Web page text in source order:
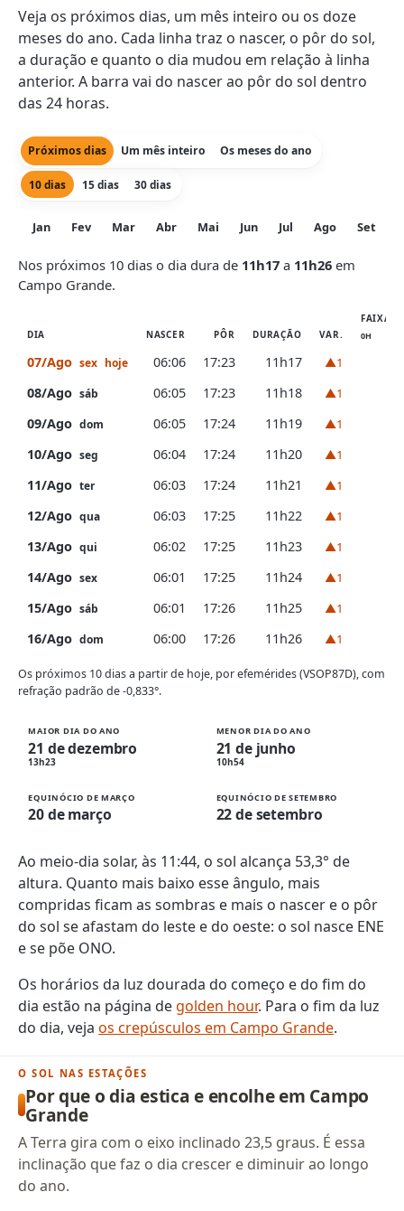
Veja os próximos dias, um mês inteiro ou os doze
meses do ano. Cada linha traz o nascer, o pôr do sol,
a duração e quanto o dia mudou em relação à linha
anterior. A barra vai do nascer ao pôr do sol dentro
das 24 horas.
Próximos dias Um mês inteiro Os meses do ano
10 dias 15 dias 30 dias
Jan Fev Mar Abr Mai Jun Jul Ago Set
Nos próximos 10 dias o dia dura de 11h17 a 11h26 em
Campo Grande.
DIA NASCER PÔR DURAÇÃO VAR.
FAIXA
0H
07/Ago sex hoje 06:06 17:23 11h17 ▲1
08/Ago sáb 06:05 17:23 11h18 ▲1
09/Ago dom 06:05 17:24 11h19 ▲1
10/Ago seg 06:04 17:24 11h20 ▲1
11/Ago ter 06:03 17:24 11h21 ▲1
12/Ago qua 06:03 17:25 11h22 ▲1
13/Ago qui 06:02 17:25 11h23 ▲1
14/Ago sex 06:01 17:25 11h24 ▲1
15/Ago sáb 06:01 17:26 11h25 ▲1
16/Ago dom 06:00 17:26 11h26 ▲1
Os próximos 10 dias a partir de hoje, por efemérides (VSOP87D), com
refração padrão de -0,833°.
MAIOR DIA DO ANO
21 de dezembro
13h23
MENOR DIA DO ANO
21 de junho
10h54
EQUINÓCIO DE MARÇO
20 de março
EQUINÓCIO DE SETEMBRO
22 de setembro
Ao meio-dia solar, às 11:44, o sol alcança 53,3° de
altura. Quanto mais baixo esse ângulo, mais
compridas ficam as sombras e mais o nascer e o pôr
do sol se afastam do leste e do oeste: o sol nasce ENE
e se põe ONO.
Os horários da luz dourada do começo e do fim do
dia estão na página degolden hour. Para o fim da luz
do dia, vejaos crepúsculos em Campo Grande.
O SOL NAS ESTAÇÕES
Por que o dia estica e encolhe em Campo
Grande
A Terra gira com o eixo inclinado 23,5 graus. É essa
inclinação que faz o dia crescer e diminuir ao longo
do ano.